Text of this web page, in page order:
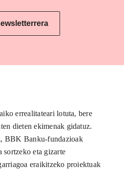
errealitateari lotuta, bere
dieten ekimenak gidatuz.
BBK Banku-fundazioak
sortzeko eta gizarte
eraikitzeko proiektuak